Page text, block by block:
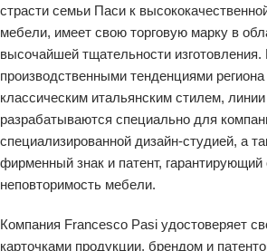
страсти семьи Паси к
мебели, имеет свою торговую марку в
высочайшей тщательности
производственными тенденциями
классическим итальянским стилем,
разрабатываются специально для
специализированной дизайн-студией, а
фирменный знак и патент, гарантирующий
неповторимость мебели.
Компания Francesco Pasi удостоверяет
карточками продукции, брендом и